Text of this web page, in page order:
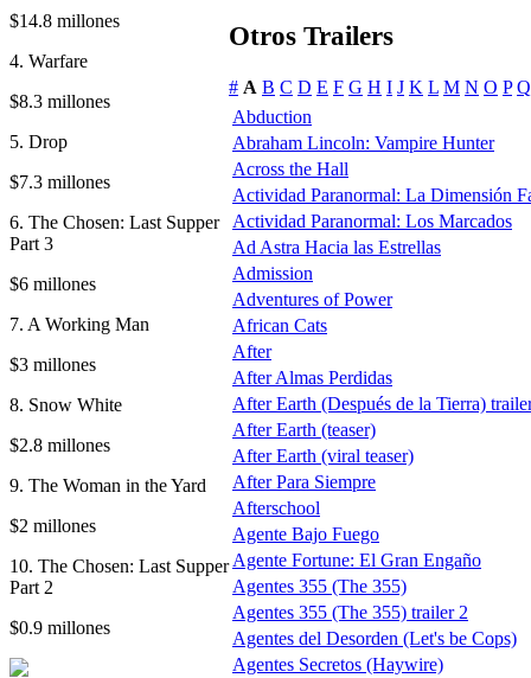
$14.8 millones
4. Warfare
$8.3 millones
5. Drop
$7.3 millones
6. The Chosen: Last Supper
Part 3
$6 millones
7. A Working Man
$3 millones
8. Snow White
$2.8 millones
9. The Woman in the Yard
$2 millones
10. The Chosen: Last Supper
Part 2
$0.9 millones
Otros Trailers
# A B C D E F G H I J K L M N O P Q
Abduction
Abraham Lincoln: Vampire Hunter
Across the Hall
Actividad Paranormal: La Dimensión
Actividad Paranormal: Los Marcados
Ad Astra Hacia las Estrellas
Admission
Adventures of Power
African Cats
After
After Almas Perdidas
After Earth (Después de la Tierra)
After Earth (teaser)
After Earth (viral teaser)
After Para Siempre
Afterschool
Agente Bajo Fuego
Agente Fortune: El Gran Engaño
Agentes 355 (The 355)
Agentes 355 (The 355) trailer 2
Agentes del Desorden (Let's be Cops)
Agentes Secretos (Haywire)